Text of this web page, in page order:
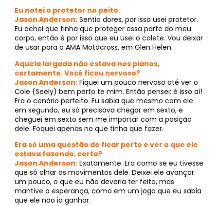
Eu notei o protetor no peito.
Jason Anderson: Sentia dores, por isso usei protetor.
Eu achei que tinha que proteger essa parte do meu
corpo, então é por isso que eu usei o colete. Vou deixar
de usar para o AMA Motocross, em Glen Helen.
Aquela largada não estava nos planos,
certamente. Você ficou nervoso?
Jason Anderson: Fiquei um pouco nervoso até ver o
Cole (Seely) bem perto te mim. Então pensei: é isso aí!
Era o cenário perfeito. Eu sabia que mesmo com ele
em segundo, eu só precisava chegar em sexto, e
cheguei em sexto sem me importar com a posição
dele. Foquei apenas no que tinha que fazer.
Era só uma questão de ficar perto e ver o que ele
estava fazendo, certo?
Jason Anderson: Exatamente. Era como se eu tivesse
que só olhar os movimentos dele. Deixei ele avançar
um pouco, o que eu não deveria ter feito, mas
mantive a esperança, como em um jogo que eu sabia
que ele não ia ganhar.